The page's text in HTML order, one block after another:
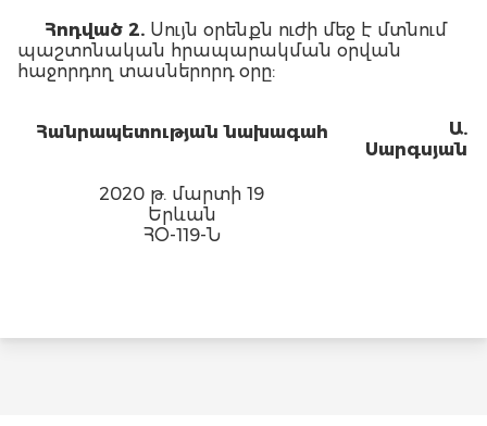
Հոդված 2. Սույն օրենքն ուժի մեջ է մտնում
պաշտոնական հրապարակման օրվան
հաջորդող տասներորդ օրը:
Հանրապետության նախագահ
Ա.
Սարգսյան
2020 թ. մարտի 19
Երևան
ՀՕ-119-Ն